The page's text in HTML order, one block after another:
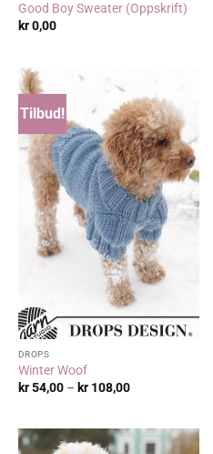
Good Boy Sweater (Oppskrift)
kr0,00
Tilbud!
DROPS
Winter Woof
kr54,00 – kr108,00Prisområde: